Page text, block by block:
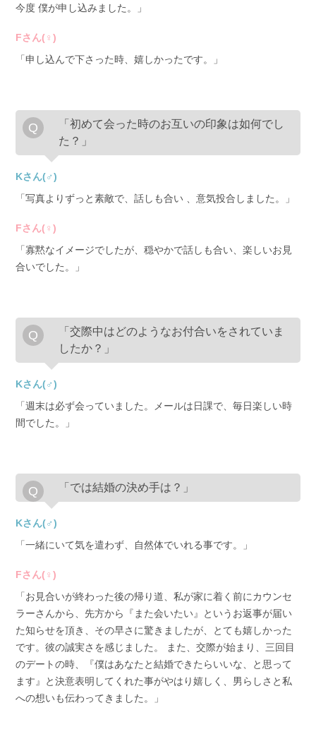
今度 僕が申し込みました。」
Fさん(♀)
「申し込んで下さった時、嬉しかったです。」
「初めて会った時のお互いの印象は如何でし
た？」
Kさん(♂)
「写真よりずっと素敵で、話しも合い 、意気投合しました。」
Fさん(♀)
「寡黙なイメージでしたが、穏やかで話しも合い、楽しいお見
合いでした。」
「交際中はどのようなお付合いをされていま
したか？」
Kさん(♂)
「週末は必ず会っていました。メールは日課で、毎日楽しい時
間でした。」
「では結婚の決め手は？」
Kさん(♂)
「一緒にいて気を遣わず、自然体でいれる事です。」
Fさん(♀)
「お見合いが終わった後の帰り道、私が家に着く前にカウンセ
ラーさんから、先方から『また会いたい』というお返事が届い
た知らせを頂き、その早さに驚きましたが、とても嬉しかった
です。彼の誠実さを感じました。 また、交際が始まり、三回目
のデートの時、『僕はあなたと結婚できたらいいな、と思って
ます』と決意表明してくれた事がやはり嬉しく、男らしさと私
への想いも伝わってきました。」